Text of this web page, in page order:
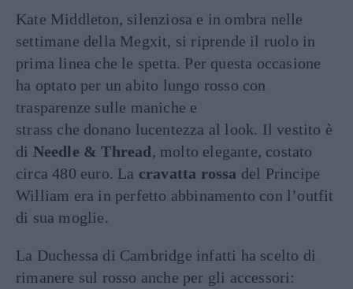
Kate Middleton, silenziosa e in ombra nelle
settimane della Megxit, si riprende il ruolo in
prima linea che le spetta. Per questa occasione
ha optato per un abito lungo rosso con
trasparenze sulle maniche e
strass che donano lucentezza al look. Il vestito è
di Needle & Thread, molto elegante, costato
circa 480 euro. La cravatta rossa del Principe
William era in perfetto abbinamento con l’outfit
di sua moglie.
La Duchessa di Cambridge infatti ha scelto di
rimanere sul rosso anche per gli accessori: